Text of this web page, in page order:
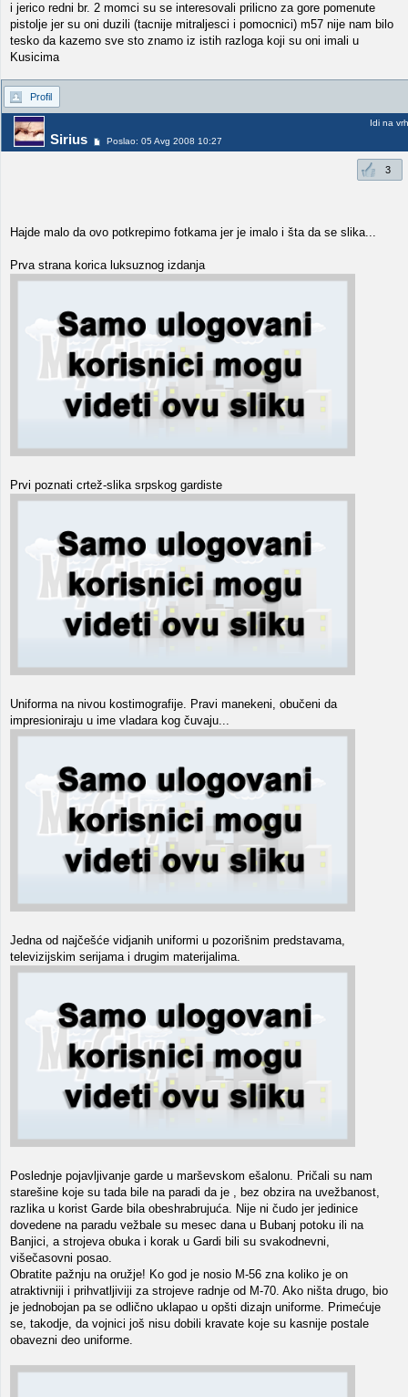
i jerico redni br. 2 momci su se interesovali prilicno za gore pomenute
pistolje jer su oni duzili (tacnije mitraljesci i pomocnici) m57 nije nam bilo
tesko da kazemo sve sto znamo iz istih razloga koji su oni imali u
Kusicima
Profil
Sirius Poslao: 05 Avg 2008 10:27
Idi na vrh
3
Hajde malo da ovo potkrepimo fotkama jer je imalo i šta da se slika...
Prva strana korica luksuznog izdanja
Prvi poznati crtež-slika srpskog gardiste
Uniforma na nivou kostimografije. Pravi manekeni, obučeni da
impresioniraju u ime vladara kog čuvaju...
Jedna od najčešće vidjanih uniformi u pozorišnim predstavama,
televizijskim serijama i drugim materijalima.
Poslednje pojavljivanje garde u marševskom ešalonu. Pričali su nam
starešine koje su tada bile na paradi da je , bez obzira na uvežbanost,
razlika u korist Garde bila obeshrabrujuća. Nije ni čudo jer jedinice
dovedene na paradu vežbale su mesec dana u Bubanj potoku ili na
Banjici, a strojeva obuka i korak u Gardi bili su svakodnevni,
višečasovni posao.
Obratite pažnju na oružje! Ko god je nosio M-56 zna koliko je on
atraktivniji i prihvatljiviji za strojeve radnje od M-70. Ako ništa drugo, bio
je jednobojan pa se odlično uklapao u opšti dizajn uniforme. Primećuje
se, takodje, da vojnici još nisu dobili kravate koje su kasnije postale
obavezni deo uniforme.